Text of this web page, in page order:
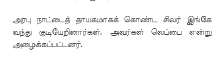
அரபு நாட்டைத் தாயகமாகக் கொண்ட சிலர் இங்கே
வந்து குடியேறினார்கள். அவர்கள் லெப்பை என்று
அழைக்கப்பட்டனர்.